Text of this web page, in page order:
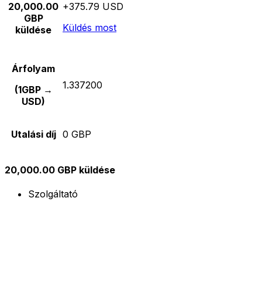
20,000.00
GBP
küldése
+375.79 USD
Küldés most
Árfolyam
(1GBP →
USD)
1.337200
Utalási díj 0 GBP
20,000.00 GBP küldése
Szolgáltató